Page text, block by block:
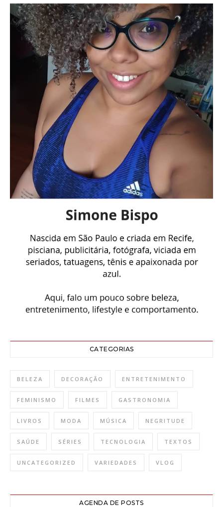
CATEGORIAS
BELEZA DECORAÇÃO ENTRETENIMENTO
FEMINISMO FILMES GASTRONOMIA
LIVROS MODA MÚSICA NEGRITUDE
SAÚDE SÉRIES TECNOLOGIA TEXTOS
UNCATEGORIZED VARIEDADES VLOG
AGENDA DE POSTS